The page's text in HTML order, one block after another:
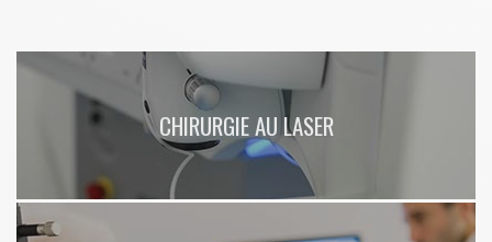
CHIRURGIE AU LASER